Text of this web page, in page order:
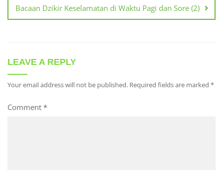
Bacaan Dzikir Keselamatan di Waktu Pagi dan Sore (2)
LEAVE A REPLY
Your email address will not be published. Required fields are marked *
Comment *